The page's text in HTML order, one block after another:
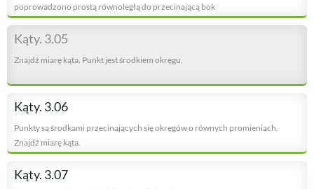
poprowadzono prostą równoległą do przecinającą bok
Kąty. 3.05
Znajdź miarę kąta. Punkt jest środkiem okręgu.
Kąty. 3.06
Punkty są środkami przecinających się okręgów o równych promieniach.
Znajdź miarę kąta.
Kąty. 3.07